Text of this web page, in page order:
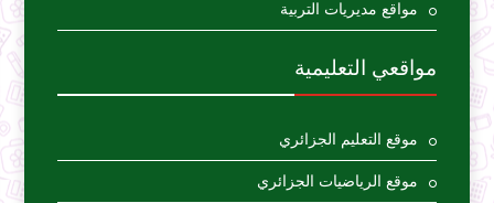
مواقع مديريات التربية
مواقعي التعليمية
موقع التعليم الجزائري
موقع الرياضيات الجزائري